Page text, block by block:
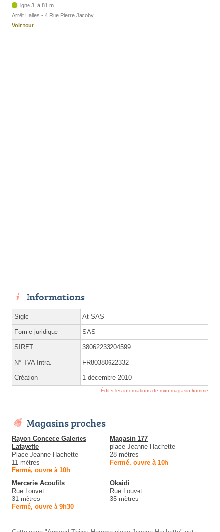
Ligne 3, à 81 m
Arrêt Halles - 4 Rue Pierre Jacoby
Voir tout
Informations
Sigle At SAS
Forme juridique SAS
SIRET 38062233204599
N° TVA Intra. FR80380622332
Création 1 décembre 2010
Éditer les informations de mon magasin homme
Magasins proches
Rayon Concede Galeries
Lafayette
Place Jeanne Hachette
11 mètres
Fermé, ouvre à 10h
Magasin 177
place Jeanne Hachette
28 mètres
Fermé, ouvre à 10h
Mercerie Acoufils
Rue Louvet
31 mètres
Fermé, ouvre à 9h30
Okaidi
Rue Louvet
35 mètres